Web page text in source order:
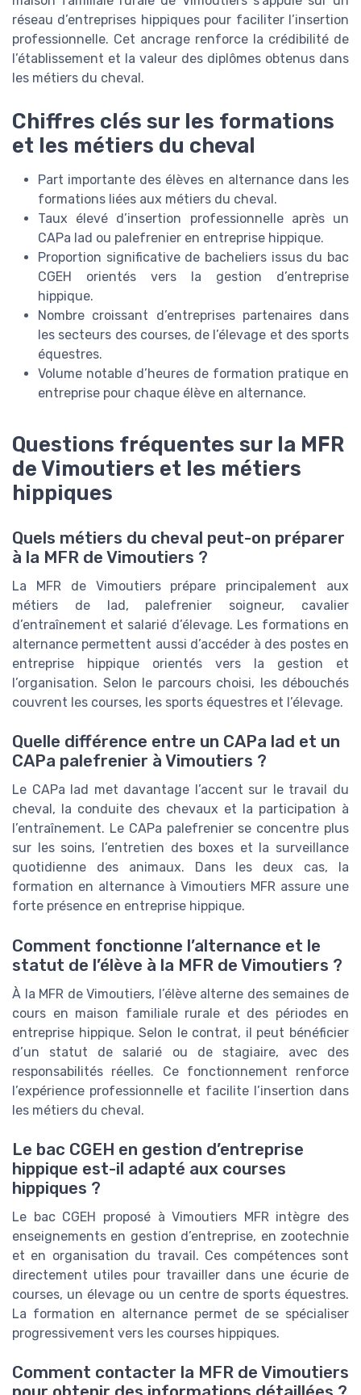
réseau d’entreprises hippiques pour faciliter l’insertion
professionnelle. Cet ancrage renforce la crédibilité de
l’établissement et la valeur des diplômes obtenus dans
les métiers du cheval.
Chiffres clés sur les formations
et les métiers du cheval
Part importante des élèves en alternance dans les
formations liées aux métiers du cheval.
Taux élevé d’insertion professionnelle après un
CAPa lad ou palefrenier en entreprise hippique.
Proportion significative de bacheliers issus du bac
CGEH orientés vers la gestion d’entreprise
hippique.
Nombre croissant d’entreprises partenaires dans
les secteurs des courses, de l’élevage et des sports
équestres.
Volume notable d’heures de formation pratique en
entreprise pour chaque élève en alternance.
Questions fréquentes sur la MFR
de Vimoutiers et les métiers
hippiques
Quels métiers du cheval peut-on préparer
à la MFR de Vimoutiers ?
La MFR de Vimoutiers prépare principalement aux
métiers de lad, palefrenier soigneur, cavalier
d’entraînement et salarié d’élevage. Les formations en
alternance permettent aussi d’accéder à des postes en
entreprise hippique orientés vers la gestion et
l’organisation. Selon le parcours choisi, les débouchés
couvrent les courses, les sports équestres et l’élevage.
Quelle différence entre un CAPa lad et un
CAPa palefrenier à Vimoutiers ?
Le CAPa lad met davantage l’accent sur le travail du
cheval, la conduite des chevaux et la participation à
l’entraînement. Le CAPa palefrenier se concentre plus
sur les soins, l’entretien des boxes et la surveillance
quotidienne des animaux. Dans les deux cas, la
formation en alternance à Vimoutiers MFR assure une
forte présence en entreprise hippique.
Comment fonctionne l’alternance et le
statut de l’élève à la MFR de Vimoutiers ?
À la MFR de Vimoutiers, l’élève alterne des semaines de
cours en maison familiale rurale et des périodes en
entreprise hippique. Selon le contrat, il peut bénéficier
d’un statut de salarié ou de stagiaire, avec des
responsabilités réelles. Ce fonctionnement renforce
l’expérience professionnelle et facilite l’insertion dans
les métiers du cheval.
Le bac CGEH en gestion d’entreprise
hippique est-il adapté aux courses
hippiques ?
Le bac CGEH proposé à Vimoutiers MFR intègre des
enseignements en gestion d’entreprise, en zootechnie
et en organisation du travail. Ces compétences sont
directement utiles pour travailler dans une écurie de
courses, un élevage ou un centre de sports équestres.
La formation en alternance permet de se spécialiser
progressivement vers les courses hippiques.
Comment contacter la MFR de Vimoutiers